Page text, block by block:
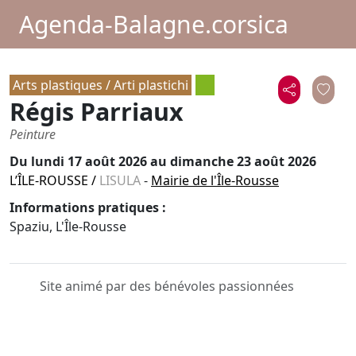
Agenda-Balagne.corsica
Arts plastiques / Arti plastichi
Régis Parriaux
Peinture
Du lundi 17 août 2026au dimanche 23 août 2026
L’ÎLE-ROUSSE / LISULA- Mairie de l'Île-Rousse
Informations pratiques :
Spaziu, L'Île-Rousse
Site animé par des bénévoles passionnées